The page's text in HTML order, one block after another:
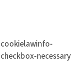
cookielawinfo-
checkbox-necessary